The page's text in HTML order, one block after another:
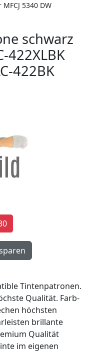
5340 DW
schwarz
422XLBK
422BK
Tintenpatronen.
Qualität. Farb-
höchsten
brillante
Qualität
im eigenen